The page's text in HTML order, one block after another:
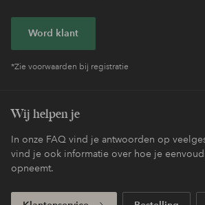
Word klant
*Zie voorwaarden bij registratie
Wij helpen je
In onze FAQ vind je antwoorden op
vind je ook informatie over hoe je
opneemt.